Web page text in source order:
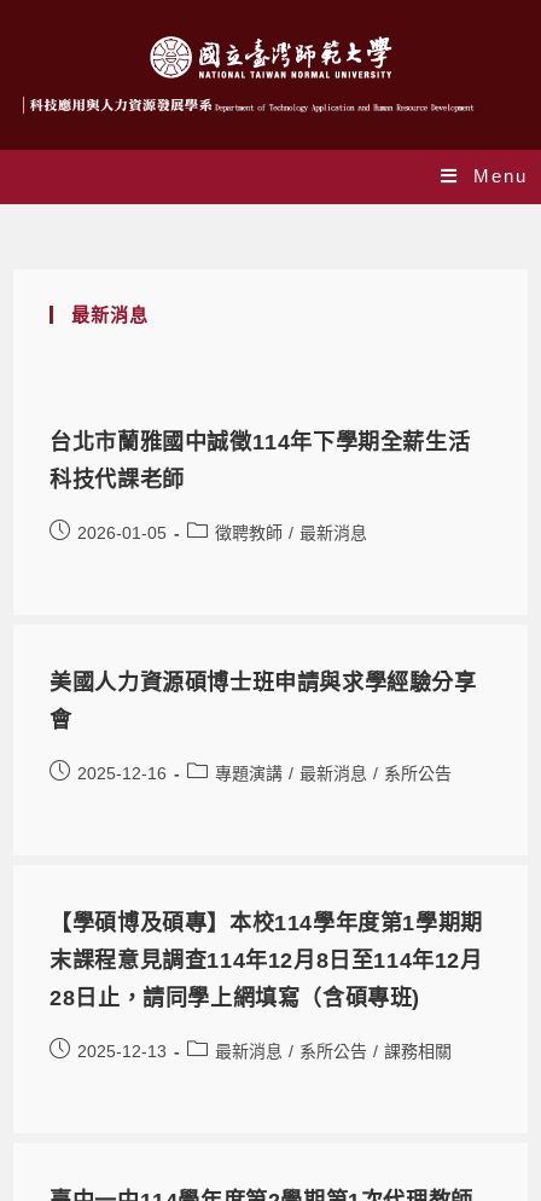
Menu
最新消息
台北市蘭雅國中誠徵114年下學期全薪生活
科技代課老師
2026-01-05 徵聘教師 / 最新消息
美國人力資源碩博士班申請與求學經驗分享
會
2025-12-16 專題演講 / 最新消息 / 系所公告
【學碩博及碩專】本校114學年度第1學期期
末課程意見調查114年12月8日至114年12月
28日止，請同學上網填寫（含碩專班)
2025-12-13 最新消息 / 系所公告 / 課務相關